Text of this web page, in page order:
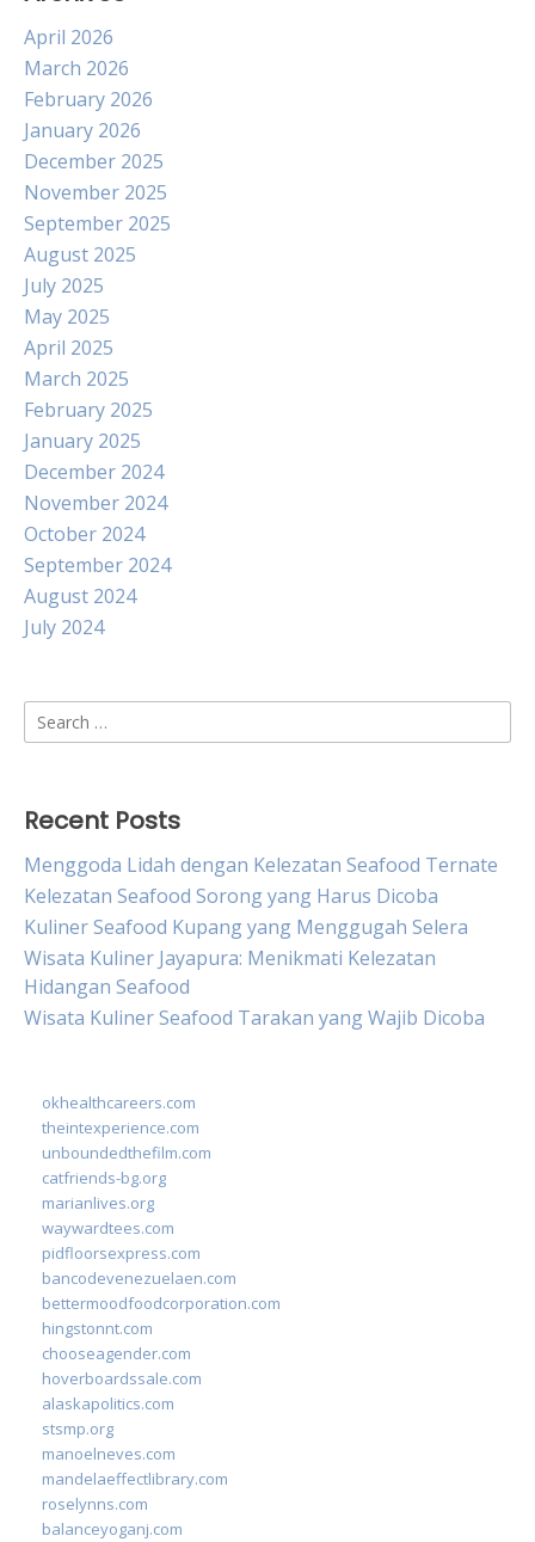
April 2026
March 2026
February 2026
January 2026
December 2025
November 2025
September 2025
August 2025
July 2025
May 2025
April 2025
March 2025
February 2025
January 2025
December 2024
November 2024
October 2024
September 2024
August 2024
July 2024
Search
for:
Recent Posts
Menggoda Lidah dengan Kelezatan Seafood Ternate
Kelezatan Seafood Sorong yang Harus Dicoba
Kuliner Seafood Kupang yang Menggugah Selera
Wisata Kuliner Jayapura: Menikmati Kelezatan
Hidangan Seafood
Wisata Kuliner Seafood Tarakan yang Wajib Dicoba
okhealthcareers.com
theintexperience.com
unboundedthefilm.com
catfriends-bg.org
marianlives.org
waywardtees.com
pidfloorsexpress.com
bancodevenezuelaen.com
bettermoodfoodcorporation.com
hingstonnt.com
chooseagender.com
hoverboardssale.com
alaskapolitics.com
stsmp.org
manoelneves.com
mandelaeffectlibrary.com
roselynns.com
balanceyoganj.com